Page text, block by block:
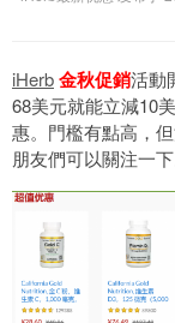
iHerb金秋促銷活動
68美元就能立減10
惠。門檻有點高，
朋友們可以關注一